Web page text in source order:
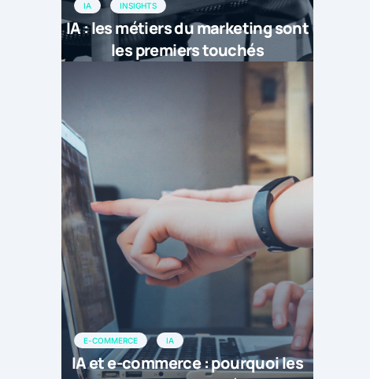
IA INSIGHTS
IA : les métiers du marketing sont
les premiers touchés
E-COMMERCE IA
IA et e-commerce : pourquoi les